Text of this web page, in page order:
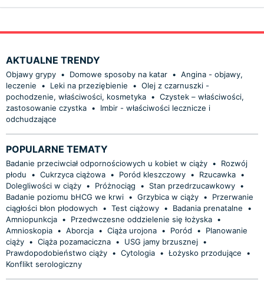
AKTUALNE TRENDY
Objawy grypy • Domowe sposoby na katar • Angina - objawy,
leczenie
• Leki na przeziębienie • Olej z czarnuszki -
pochodzenie, właściwości, kosmetyka • Czystek – właściwości,
zastosowanie czystka •
Imbir - właściwości lecznicze i
odchudzające
POPULARNE TEMATY
Badanie przeciwciał odpornościowych u kobiet w ciąży •
Rozwój
płodu
• Cukrzyca ciążowa • Poród kleszczowy • Rzucawka •
Dolegliwości w ciąży • Próżnociąg • Stan przedrzucawkowy •
Badanie poziomu bHCG we krwi • Grzybica w ciąży •
Przerwanie
ciągłości błon płodowych
• Test ciążowy • Badania prenatalne
•
Amniopunkcja • Przedwczesne oddzielenie się łożyska •
Amnioskopia • Aborcja • Ciąża urojona • Poród •
Planowanie
ciąży • Ciąża pozamaciczna • USG jamy brzusznej •
Prawdopodobieństwo ciąży • Cytologia • Łożysko przodujące
•
Konflikt serologiczny